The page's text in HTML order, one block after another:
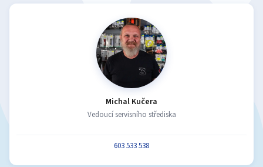
Michal Kučera
Vedoucí servisního střediska
603 533 538